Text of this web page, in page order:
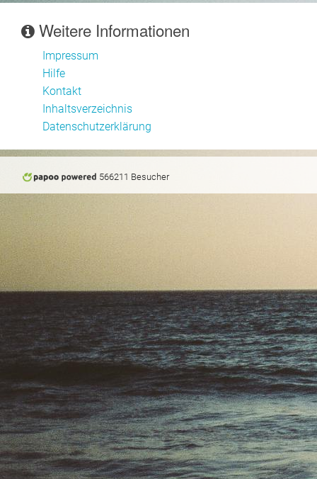
Weitere Informationen
Impressum
Hilfe
Kontakt
Inhaltsverzeichnis
Datenschutzerklärung
566211 Besucher